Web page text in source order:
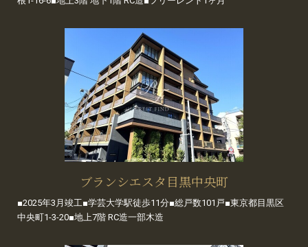
ブランシエスタ目黒中央町
■2025年3月竣工■学芸大学駅徒歩11分■総戸数101戸■東京都目黒区
中央町1-3-20■地上7階 RC造一部木造